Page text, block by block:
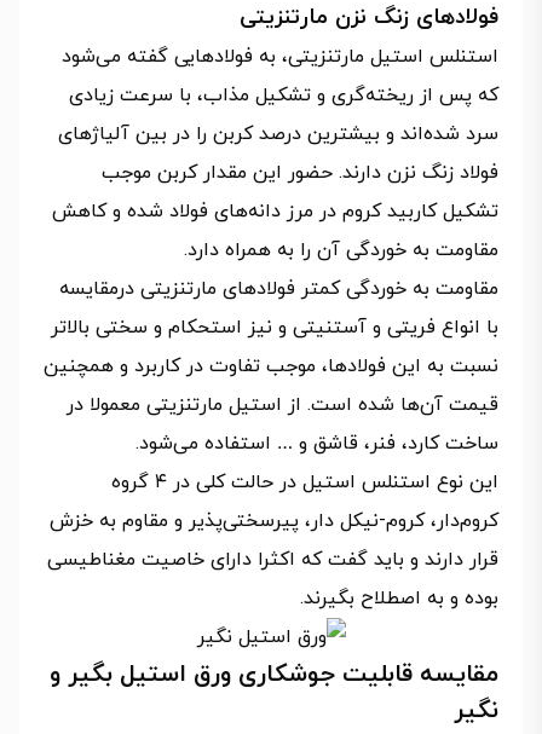
فولادهای زنگ نزن مارتنزیتی
استنلس استیل مارتنزیتی، به فولادهایی گفته می‌شود
که پس از ریخته‌گری و تشکیل مذاب، با سرعت زیادی
سرد شده‌اند و بیشترین درصد کربن را در بین آلیاژهای
فولاد زنگ نزن دارند. حضور این مقدار کربن موجب
تشکیل کاربید کروم در مرز دانه‌های فولاد شده و کاهش
مقاومت به خوردگی آن را به همراه دارد.
مقاومت به خوردگی کمتر فولادهای مارتنزیتی درمقایسه
با انواع فریتی و آستنیتی و نیز استحکام و سختی بالاتر
نسبت به این فولادها، موجب تفاوت در کاربرد و همچنین
قیمت آن‌ها شده است. از استیل مارتنزیتی معمولا در
ساخت کارد، فنر، قاشق و … استفاده می‌شود.
این نوع استنلس استیل در حالت کلی در ۴ گروه
کروم‌دار، کروم-نیکل دار، پیرسختی‌پذیر و مقاوم به خزش
قرار دارند و باید گفت که اکثرا دارای خاصیت مغناطیسی
بوده و به اصطلاح بگیرند.
مقایسه قابلیت جوشکاری ورق استیل بگیر و
نگیر